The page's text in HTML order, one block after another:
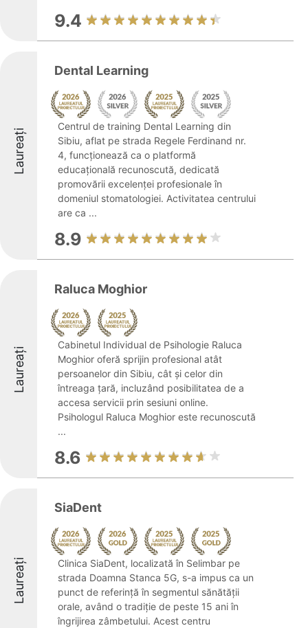
9.4
Laureați
Dental Learning
Centrul de training Dental Learning din
Sibiu, aflat pe strada Regele Ferdinand nr.
4, funcționează ca o platformă
educațională recunoscută, dedicată
promovării excelenței profesionale în
domeniul stomatologiei. Activitatea centrului
are ca ...
8.9
Laureați
Raluca Moghior
Cabinetul Individual de Psihologie Raluca
Moghior oferă sprijin profesional atât
persoanelor din Sibiu, cât și celor din
întreaga țară, incluzând posibilitatea de a
accesa servicii prin sesiuni online.
Psihologul Raluca Moghior este recunoscută
...
8.6
Laureați
SiaDent
Clinica SiaDent, localizată în Selimbar pe
strada Doamna Stanca 5G, s-a impus ca un
punct de referință în segmentul sănătății
orale, având o tradiție de peste 15 ani în
îngrijirea zâmbetului. Acest centru